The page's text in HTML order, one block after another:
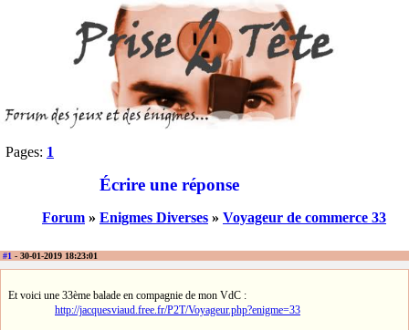
Pages: 1
Écrire une réponse
Forum » Enigmes Diverses » Voyageur de commerce 33
#1 - 30-01-2019 18:23:01
Et voici une 33ème balade en compagnie de mon VdC :
http://jacquesviaud.free.fr/P2T/Voyageur.php?enigme=33